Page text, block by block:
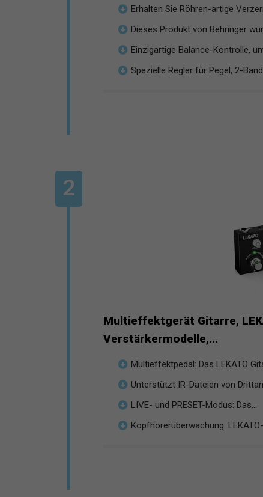
Erhalten Sie Röhren-artige
Dieses Produkt von Behringer
Einzigartige Balance-Kontrolle,
Spezielle Regler für Pegel, 2-
Multieffektgerät Gitarre,
Verstärkermodelle,...
Multieffektpedal: Das LEKATO
Unterstützt IR-Dateien von
LIVE- und PRESET-Modus: Das...
Kopfhörerüberwachung: